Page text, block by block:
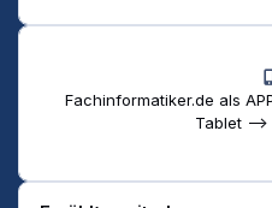
Fachinformatiker.de als
Tablet -->